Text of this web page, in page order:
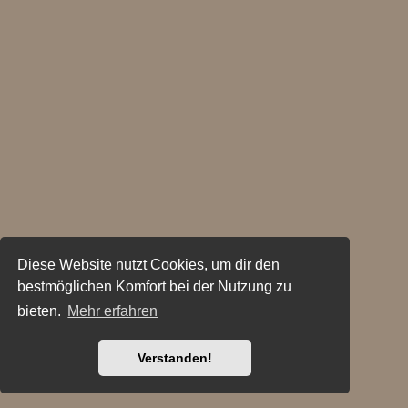
Diese Website nutzt Cookies, um dir den
bestmöglichen Komfort bei der Nutzung zu
bieten. Mehr erfahren
Verstanden!